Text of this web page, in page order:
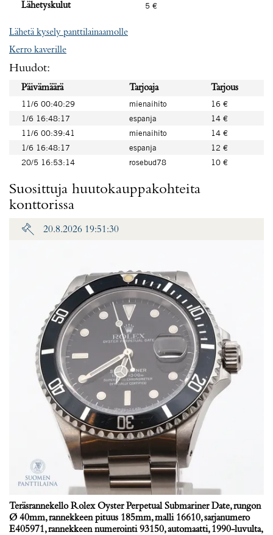
Lähetyskulut
5 €
Lähetä kysely panttilainaamolle
Kerro kaverille
Huudot:
Päivämäärä Tarjoaja
Tarjous
11/6 00:40:29
mienaihito
16 €
1/6 16:48:17
espanja
14 €
11/6 00:39:41
mienaihito
14 €
1/6 16:48:17
espanja
12 €
20/5 16:53:14
rosebud78 10 €
Suosittuja huutokauppakohteita
konttorissa
20.8.2026 19:51:30
Teräsrannekello Rolex Oyster Perpetual Submariner Date, rungon
Ø 40mm, rannekkeen pituus 185mm, malli 16610, sarjanumero
E405971, rannekkeen numerointi 93150, automaatti, 1990-luvulta,